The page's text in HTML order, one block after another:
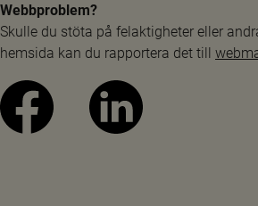
Webbproblem?
Skulle du stöta på felaktigheter eller
hemsida kan du rapportera det till